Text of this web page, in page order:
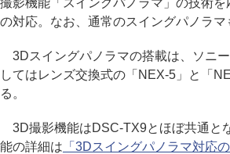
撮影機能「スイングパノラマ」の技術
の対応。なお、通常のスイングパノラマ
3Dスイングパノラマの搭載は、ソニ
してはレンズ交換式の「NEX-5」と「
る。
3D撮影機能はDSC-TX9とほぼ共通と
能の詳細は 「3Dスイングパノラマ対応